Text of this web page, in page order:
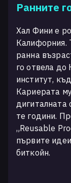
Ранните
Хал Фини е
Калифорния.
ранна
го отвела до
институт,
Кариерата
дигиталната
те години.
„Reusable
първите
биткойн.